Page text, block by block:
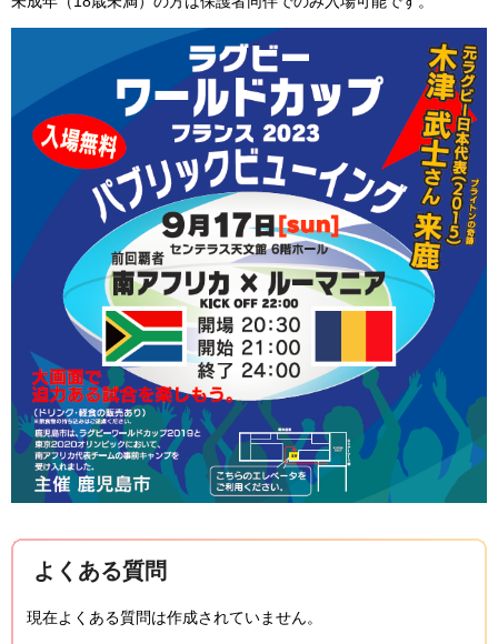
よくある質問
現在よくある質問は作成されていません。